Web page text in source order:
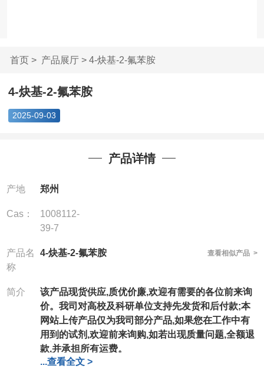
首页> 产品展厅> 4-炔基-2-氟苯胺
4-炔基-2-氟苯胺
2025-09-03
产品详情
产地 郑州
Cas：
1008112-
39-7
产品名
称
4-炔基-2-氟苯胺 查看相似产品 >
简介
该产品现货供应,质优价廉,欢迎有需要的各位前来询
价。我司对高校及科研单位支持先发货和后付款;本
网站上传产品仅为我司部分产品,如果您在工作中有
用到的试剂,欢迎前来询购,如若出现质量问题,全额退
款,并承担所有运费。
...查看全文 >